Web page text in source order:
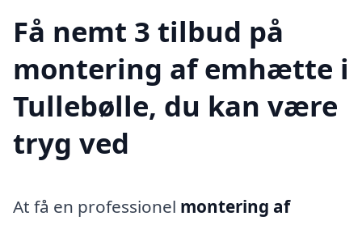
Få nemt 3 tilbud på
montering af emhætte i
Tullebølle, du kan være
tryg ved
At få en professionel montering af